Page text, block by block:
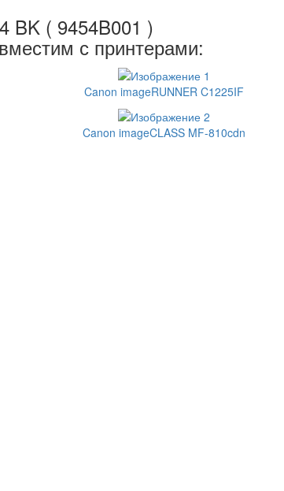
BK ( 9454B001 )
с принтерами:
Canon imageRUNNER C1225IF
Canon imageCLASS MF-810cdn